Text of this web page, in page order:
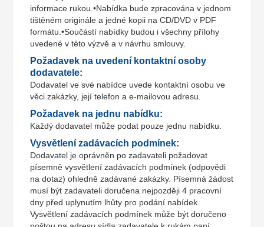
informace rukou.•Nabídka bude zpracována v jednom
tištěném originále a jedné kopii na CD/DVD v PDF
formátu.•Součástí nabídky budou i všechny přílohy
uvedené v této výzvě a v návrhu smlouvy.
Požadavek na uvedení kontaktní osoby
dodavatele:
Dodavatel ve své nabídce uvede kontaktní osobu ve
věci zakázky, její telefon a e-mailovou adresu.
Požadavek na jednu nabídku:
Každý dodavatel může podat pouze jednu nabídku.
Vysvětlení zadávacích podmínek:
Dodavatel je oprávněn po zadavateli požadovat
písemně vysvětlení zadávacích podmínek (odpovědi
na dotaz) ohledně zadávané zakázky. Písemná žádost
musí být zadavateli doručena nejpozději 4 pracovní
dny před uplynutím lhůty pro podání nabídek.
Vysvětlení zadávacích podmínek může být doručeno